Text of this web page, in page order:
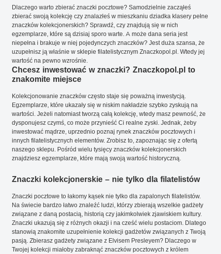
Dlaczego warto zbierać znaczki pocztowe? Samodzielnie zacząłeś
zbierać swoją kolekcję czy znalazłeś w mieszkaniu dziadka klasery pełne
znaczków kolekcjonerskich? Sprawdź, czy znajdują się w nich
egzemplarze, które są dzisiaj sporo warte. A może dana seria jest
niepełna i brakuje w niej pojedynczych znaczków? Jest duża szansa, że
uzupełnisz ją właśnie w sklepie filatelistycznym Znaczkopol.pl. Wtedy jej
wartość na pewno wzrośnie.
Chcesz inwestować w znaczki? Znaczkopol.pl to
znakomite miejsce
Kolekcjonowanie znaczków często staje się poważną inwestycją.
Egzemplarze, które ukazały się w niskim nakładzie szybko zyskują na
wartości. Jeżeli natomiast tworzą całą kolekcję, wtedy masz pewność, że
dysponujesz czymś, co może przynieść Ci realne zyski. Jednak, żeby
inwestować mądrze, uprzednio poznaj rynek znaczków pocztowych i
innych filatelistycznych elementów. Zrobisz to, zapoznając się z ofertą
naszego sklepu. Pośród wielu tysięcy znaczków kolekcjonerskich
znajdziesz egzemplarze, które mają swoją wartość historyczną.
Znaczki kolekcjonerskie – nie tylko dla filatelistów
Znaczki pocztowe to łakomy kąsek nie tylko dla zapalonych filatelistów.
Na świecie bardzo łatwo znaleźć ludzi, którzy zbierają wszelkie gadżety
związane z daną postacią, historią czy jakimkolwiek zjawiskiem kultury.
Znaczki ukazują się z różnych okazji i na cześć wielu postaciom. Dlatego
stanowią znakomite uzupełnienie kolekcji gadżetów związanych z Twoją
pasją. Zbierasz gadżety związane z Elvisem Presleyem? Dlaczego w
Twojej kolekcji miałoby zabraknąć znaczków pocztowych z królem